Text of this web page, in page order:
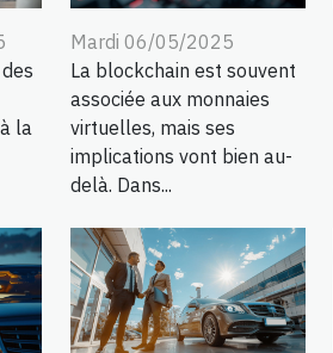
la
Mardi 06/05/2025
La blockchain est souvent
associée aux monnaies
virtuelles, mais ses
implications vont bien au-
delà. Dans...